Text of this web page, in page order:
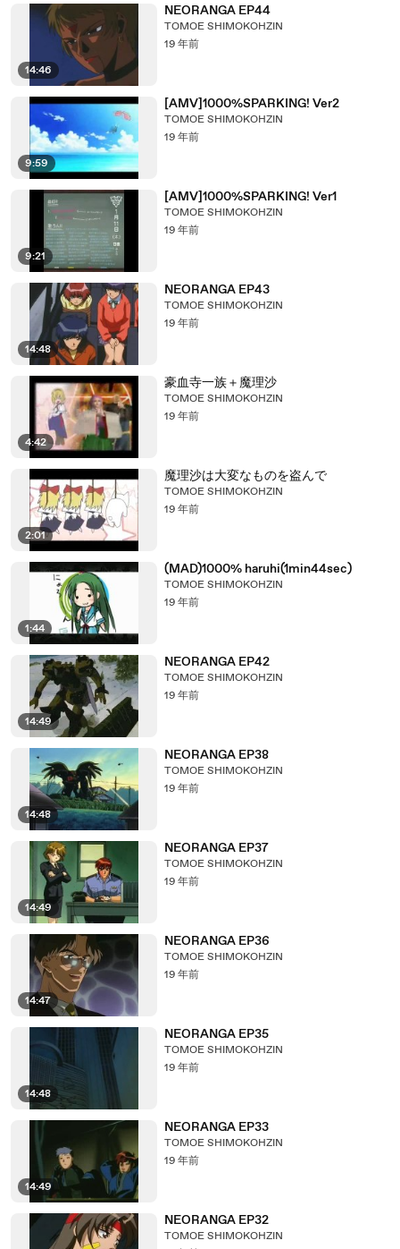
14:46
NEORANGA EP44
TOMOE SHIMOKOHZIN
19 年前
9:59
[AMV]1000%SPARKING! Ver2
TOMOE SHIMOKOHZIN
19 年前
9:21
[AMV]1000%SPARKING! Ver1
TOMOE SHIMOKOHZIN
19 年前
14:48
NEORANGA EP43
TOMOE SHIMOKOHZIN
19 年前
4:42
豪血寺一族＋魔理沙
TOMOE SHIMOKOHZIN
19 年前
2:01
魔理沙は大変なものを盗んで
TOMOE SHIMOKOHZIN
19 年前
1:44
(MAD)1000% haruhi(1min44sec)
TOMOE SHIMOKOHZIN
19 年前
14:49
NEORANGA EP42
TOMOE SHIMOKOHZIN
19 年前
14:48
NEORANGA EP38
TOMOE SHIMOKOHZIN
19 年前
14:49
NEORANGA EP37
TOMOE SHIMOKOHZIN
19 年前
14:47
NEORANGA EP36
TOMOE SHIMOKOHZIN
19 年前
14:48
NEORANGA EP35
TOMOE SHIMOKOHZIN
19 年前
14:49
NEORANGA EP33
TOMOE SHIMOKOHZIN
19 年前
NEORANGA EP32
TOMOE SHIMOKOHZIN